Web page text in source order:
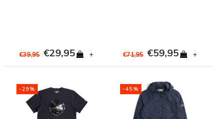
€39,95 €29,95 + €71,95 €59,95 +
-29% -45%